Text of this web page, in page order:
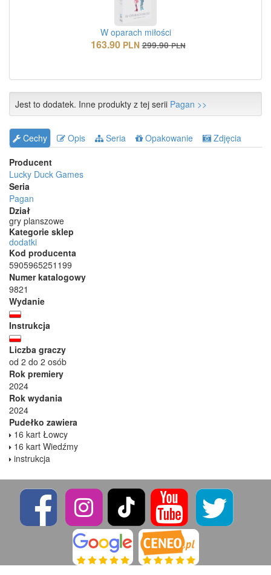
W oparach miłości
163.90 PLN 299.90 PLN
Jest to dodatek. Inne produkty z tej serii Pagan >>
Cechy Opis Seria Opakowanie
Zdjęcia
Producent
Lucky Duck Games
Seria
Pagan
Dział
gry planszowe
Kategorie sklep
dodatki
Kod producenta
5905965251199
Numer katalogowy
9821
Wydanie
Instrukcja
Liczba graczy
od 2 do 2 osób
Rok premiery
2024
Rok wydania
2024
Pudełko zawiera
16 kart Łowcy
16 kart Wiedźmy
instrukcja